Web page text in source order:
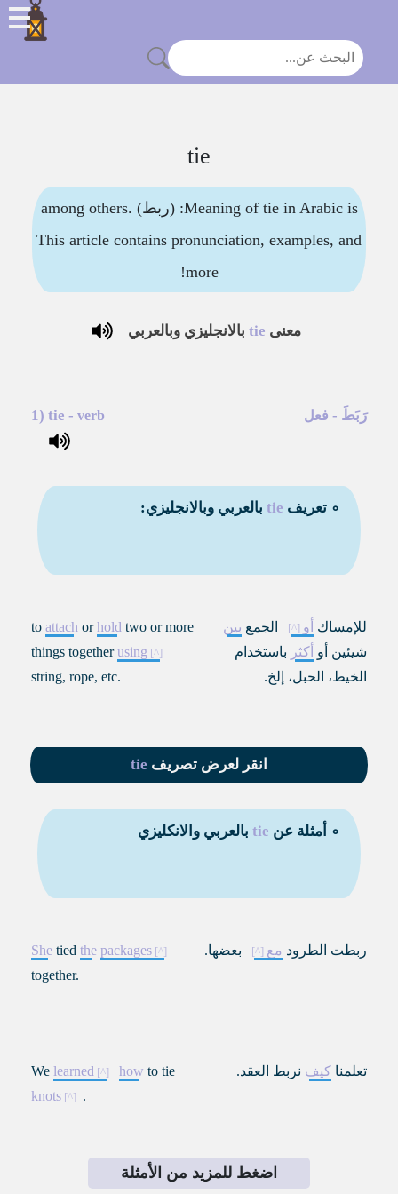
tie
Meaning of tie in Arabic is: (ربط) among others.
This article contains pronunciation, examples, and
more!
معنى tie بالانجليزي وبالعربي
رَبَطَ - فعل 1) tie - verb
∘ تعريف tie بالعربي وبالانجليزي:
للإمساك أو الجمع بين
شيئين أو أكثر باستخدام
الخيط، الحبل، إلخ.
to attach orhold two or more
things togetherusing
string, rope, etc.
انقر لعرض تصريف tie
∘ أمثلة عن tie بالعربي والانكليزي
ربطت الطرود مع بعضها. She tied the packages
together.
تعلمنا كيف نربط العقد. We learned how to tie
knots
.
اضغط للمزيد من الأمثلة